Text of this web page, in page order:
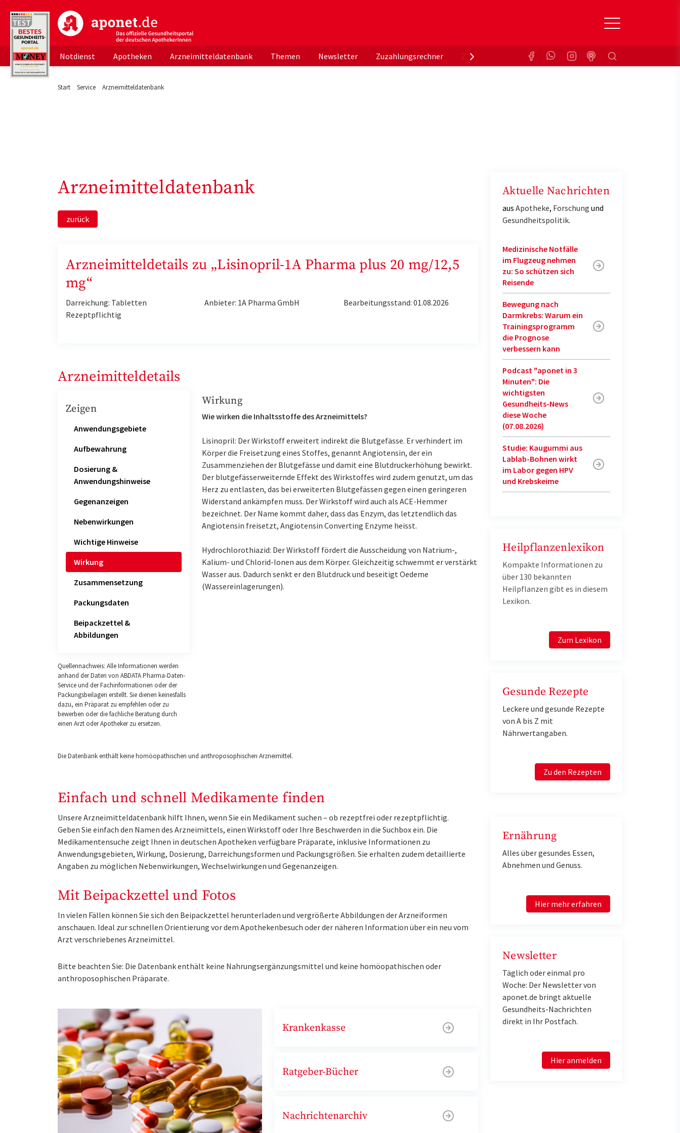
aponet.de - Das offizielle Gesundheitsportal der deutschen ApothekerInnen
Notdienst Apotheken Arzneimitteldatenbank Themen Newsletter Zuzahlungsrechner Zuzahlungsbefreiung KrankenkasseSuchen
Start Service Arzneimitteldatenbank
Arzneimitteldatenbank
zurück
Arzneimitteldetails zu „Lisinopril-1A Pharma plus 20 mg/12,5
mg“
Darreichung: Tabletten
Rezeptpflichtig
Anbieter: 1A Pharma GmbH Bearbeitungsstand: 01.08.2026
Arzneimitteldetails
Zeigen
Anwendungsgebiete
Aufbewahrung
Dosierung &
Anwendungshinweise
Gegenanzeigen
Nebenwirkungen
Wichtige Hinweise
Wirkung
Zusammensetzung
Packungsdaten
Beipackzettel &
Abbildungen
Quellennachweis: Alle Informationen werden
anhand der Daten von ABDATA Pharma-Daten-
Service und der Fachinformationen oder der
Packungsbeilagen erstellt. Sie dienen keinesfalls
dazu, ein Präparat zu empfehlen oder zu
bewerben oder die fachliche Beratung durch
einen Arzt oder Apotheker zu ersetzen.
Wirkung
Wie wirken die Inhaltsstoffe des Arzneimittels?
Lisinopril: Der Wirkstoff erweitert indirekt die Blutgefässe. Er verhindert im
Körper die Freisetzung eines Stoffes, genannt Angiotensin, der ein
Zusammenziehen der Blutgefässe und damit eine Blutdruckerhöhung bewirkt.
Der blutgefässerweiternde Effekt des Wirkstoffes wird zudem genutzt, um das
Herz zu entlasten, das bei erweiterten Blutgefässen gegen einen geringeren
Widerstand ankämpfen muss. Der Wirkstoff wird auch als ACE-Hemmer
bezeichnet. Der Name kommt daher, dass das Enzym, das letztendlich das
Angiotensin freisetzt, Angiotensin Converting Enzyme heisst.
Hydrochlorothiazid: Der Wirkstoff fördert die Ausscheidung von Natrium-,
Kalium- und Chlorid-Ionen aus dem Körper. Gleichzeitig schwemmt er verstärkt
Wasser aus. Dadurch senkt er den Blutdruck und beseitigt Oedeme
(Wassereinlagerungen).
Die Datenbank enthält keine homöopathischen und anthroposophischen Arzneimittel.
Einfach und schnell Medikamente finden
Unsere Arzneimitteldatenbank hilft Ihnen, wenn Sie ein Medikament suchen – ob rezeptfrei oder rezeptpflichtig.
Geben Sie einfach den Namen des Arzneimittels, einen Wirkstoff oder Ihre Beschwerden in die Suchbox ein. Die
Medikamentensuche zeigt Ihnen in deutschen Apotheken verfügbare Präparate, inklusive Informationen zu
Anwendungsgebieten, Wirkung, Dosierung, Darreichungsformen und Packungsgrößen. Sie erhalten zudem detaillierte
Angaben zu möglichen Nebenwirkungen, Wechselwirkungen und Gegenanzeigen.
Mit Beipackzettel und Fotos
In vielen Fällen können Sie sich den Beipackzettel herunterladen und vergrößerte Abbildungen der Arzneiformen
anschauen. Ideal zur schnellen Orientierung vor dem Apothekenbesuch oder der näheren Information über ein neu vom
Arzt verschriebenes Arzneimittel.
Bitte beachten Sie: Die Datenbank enthält keine Nahrungsergänzungsmittel und keine homöopathischen oder
anthroposophischen Präparate.
Krankenkasse
Ratgeber-Bücher
Nachrichtenarchiv
Aktuelle Nachrichten
aus Apotheke, Forschung und
Gesundheitspolitik.
Medizinische Notfälle
im Flugzeug nehmen
zu: So schützen sich
Reisende
Bewegung nach
Darmkrebs: Warum ein
Trainingsprogramm
die Prognose
verbessern kann
Podcast "aponet in 3
Minuten": Die
wichtigsten
Gesundheits-News
diese Woche
(07.08.2026)
Studie: Kaugummi aus
Lablab-Bohnen wirkt
im Labor gegen HPV
und Krebskeime
Heilpflanzenlexikon
Kompakte Informationen zu
über 130 bekannten
Heilpflanzen gibt es in diesem
Lexikon.
Zum Lexikon
Gesunde Rezepte
Leckere und gesunde Rezepte
von A bis Z mit
Nährwertangaben.
Zu den Rezepten
Ernährung
Alles über gesundes Essen,
Abnehmen und Genuss.
Hier mehr erfahren
Newsletter
Täglich oder einmal pro
Woche: Der Newsletter von
aponet.de bringt aktuelle
Gesundheits-Nachrichten
direkt in Ihr Postfach.
Hier anmelden